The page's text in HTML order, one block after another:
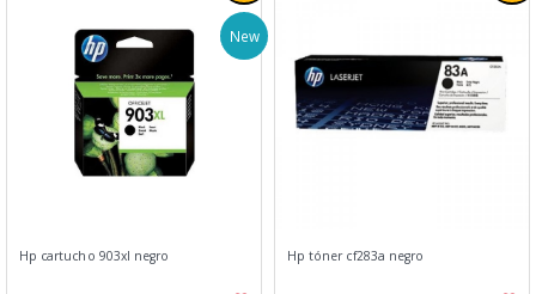
New
Hp cartucho 903xl negro Hp tóner cf283a negro